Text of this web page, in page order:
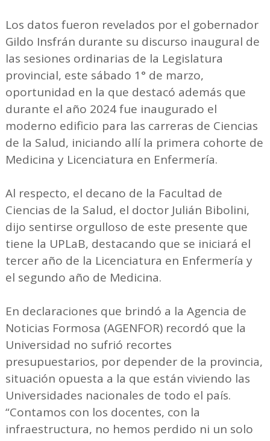
Los datos fueron revelados por el gobernador
Gildo Insfrán durante su discurso inaugural de
las sesiones ordinarias de la Legislatura
provincial, este sábado 1° de marzo,
oportunidad en la que destacó además que
durante el año 2024 fue inaugurado el
moderno edificio para las carreras de Ciencias
de la Salud, iniciando allí la primera cohorte de
Medicina y Licenciatura en Enfermería.
Al respecto, el decano de la Facultad de
Ciencias de la Salud, el doctor Julián Bibolini,
dijo sentirse orgulloso de este presente que
tiene la UPLaB, destacando que se iniciará el
tercer año de la Licenciatura en Enfermería y
el segundo año de Medicina.
En declaraciones que brindó a la Agencia de
Noticias Formosa (AGENFOR) recordó que la
Universidad no sufrió recortes
presupuestarios, por depender de la provincia,
situación opuesta a la que están viviendo las
Universidades nacionales de todo el país.
“Contamos con los docentes, con la
infraestructura, no hemos perdido ni un solo